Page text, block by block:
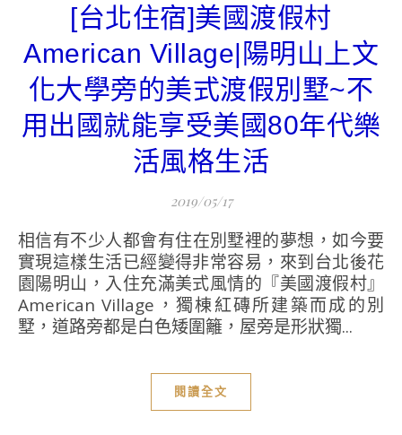
[台北住宿]美國渡假村
American Village|陽明山上文
化大學旁的美式渡假別墅~不
用出國就能享受美國80年代樂
活風格生活
2019/05/17
相信有不少人都會有住在別墅裡的夢想，如今要
實現這樣生活已經變得非常容易，來到台北後花
園陽明山，入住充滿美式風情的『美國渡假村』
American Village，獨棟紅磚所建築而成的別
墅，道路旁都是白色矮圍籬，屋旁是形狀獨...
閱讀全文